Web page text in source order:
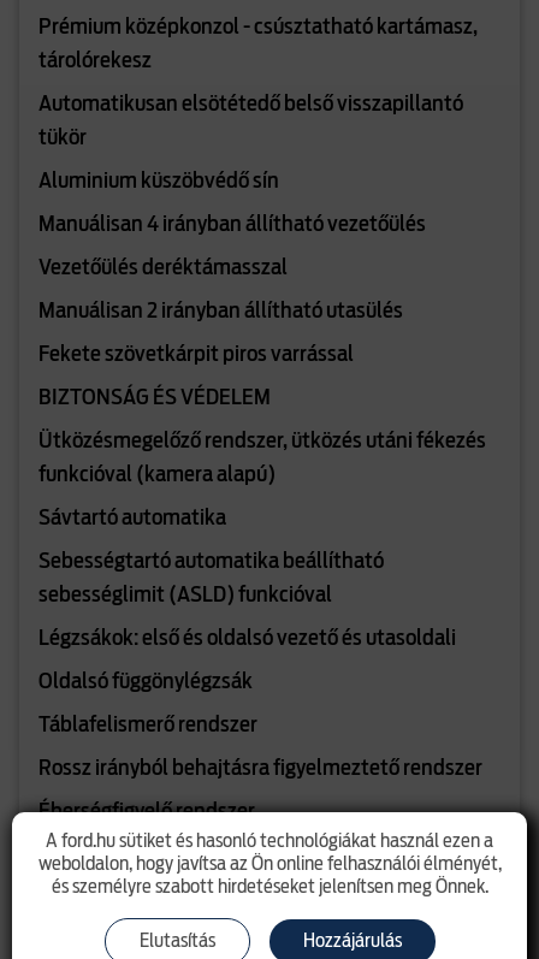
Prémium középkonzol - csúsztatható kartámasz,
tárolórekesz
Automatikusan elsötétedő belső visszapillantó
tükör
Aluminium küszöbvédő sín
Manuálisan 4 irányban állítható vezetőülés
Vezetőülés deréktámasszal
Manuálisan 2 irányban állítható utasülés
Fekete szövetkárpit piros varrással
BIZTONSÁG ÉS VÉDELEM
Ütközésmegelőző rendszer, ütközés utáni fékezés
funkcióval (kamera alapú)
Sávtartó automatika
Sebességtartó automatika beállítható
sebességlimit (ASLD) funkcióval
Légzsákok: első és oldalsó vezető és utasoldali
Oldalsó függönylégzsák
Táblafelismerő rendszer
Rossz irányból behajtásra figyelmeztető rendszer
Éberségfigyelő rendszer
Kipörgésgátló, ESC, ABS, visszagurulásgátló
FUNKCIONALITÁS, KÉNYELEM
5G beépített modem
A ford.hu sütiket és hasonló technológiákat használ ezen a
weboldalon, hogy javítsa az Ön online felhasználói élményét,
és személyre szabott hirdetéseket jelenítsen meg Önnek.
Elutasítás Hozzájárulás